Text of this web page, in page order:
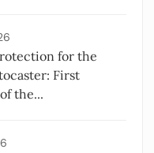
for the
First
the...